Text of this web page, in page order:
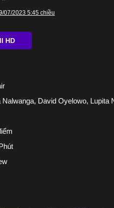
07/2023 5:45 chiều
Nalwanga, David Oyelowo,